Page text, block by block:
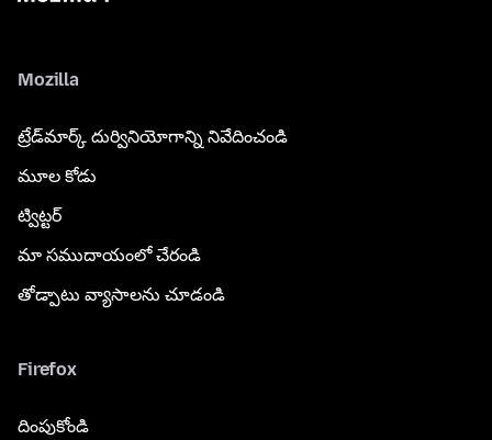
Mozilla
ట్రేడ్‌మార్క్ దుర్వినియోగాన్ని నివేదించండి
మూల కోడు
ట్విట్టర్
మా సముదాయంలో చేరండి
తోడ్పాటు వ్యాసాలను చూడండి
Firefox
దింపుకోండి